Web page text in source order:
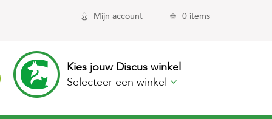
Mijn account 0 items
Kies jouw Discus winkel
Selecteer een winkel